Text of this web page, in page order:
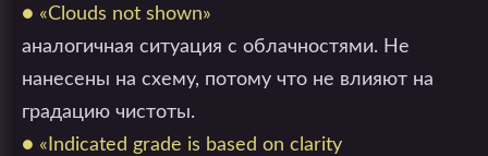
● «Clouds not shown»
аналогичная ситуация с облачностями. Не
нанесены на схему, потому что не влияют на
градацию чистоты.
● «Indicated grade is based on clarity